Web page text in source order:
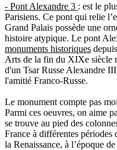
- Pont Alexandre 3 : est le
Parisiens. Ce pont qui relie
Grand Palais possède une
histoire atypique. Le pont
monuments historiques
Arts de la fin du XIXe siècle
d'un Tsar Russe Alexandre
l'amitié Franco-Russe.
Le monument compte pas
Parmi ces oeuvres, on aime
se trouve au pied des
France à différentes périodes
la Renaissance, à l’époque